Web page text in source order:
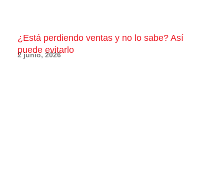
¿Está perdiendo ventas y no lo sabe? Así
puede evitarlo
2 junio, 2026